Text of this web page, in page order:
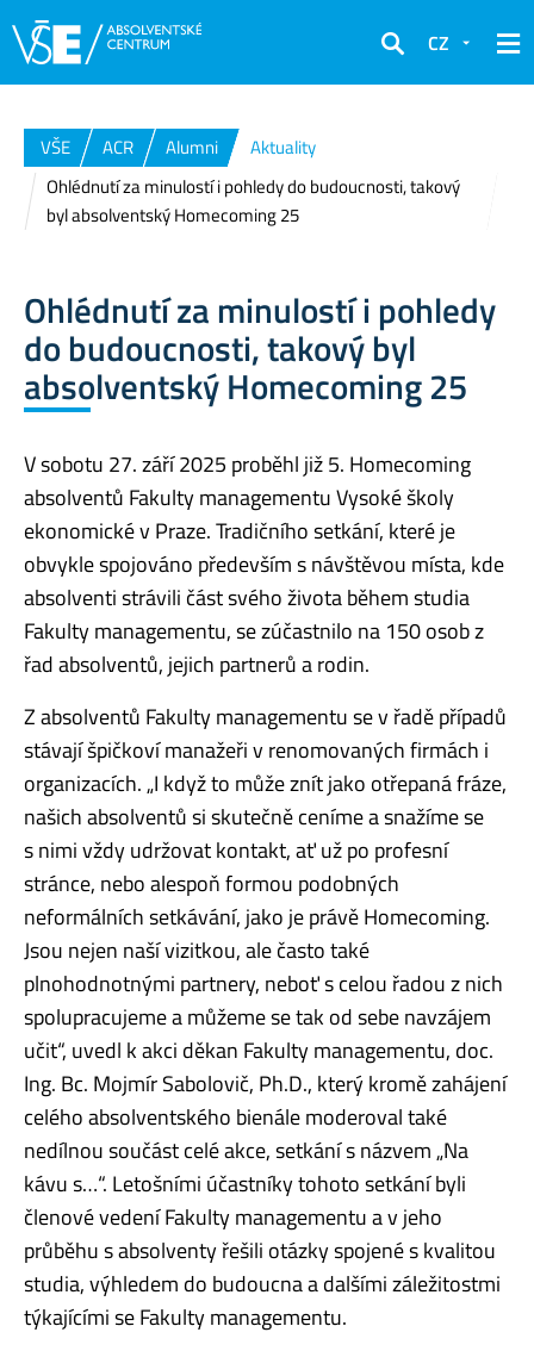
Hledat
CZ
VŠE ACR Alumni
Aktuality
Ohlédnutí za minulostí i pohledy do budoucnosti, takový
byl absolventský Homecoming 25
Ohlédnutí za minulostí i pohledy
do budoucnosti, takový byl
absolventský Homecoming 25
V sobotu 27. září 2025 proběhl již 5. Homecoming
absolventů Fakulty managementu Vysoké školy
ekonomické v Praze. Tradičního setkání, které je
obvykle spojováno především s návštěvou místa, kde
absolventi strávili část svého života během studia
Fakulty managementu, se zúčastnilo na 150 osob z
řad absolventů, jejich partnerů a rodin.
Z absolventů Fakulty managementu se v řadě případů
stávají špičkoví manažeři v renomovaných firmách i
organizacích. „I když to může znít jako otřepaná fráze,
našich absolventů si skutečně ceníme a snažíme se
s nimi vždy udržovat kontakt, ať už po profesní
stránce, nebo alespoň formou podobných
neformálních setkávání, jako je právě Homecoming.
Jsou nejen naší vizitkou, ale často také
plnohodnotnými partnery, neboť s celou řadou z nich
spolupracujeme a můžeme se tak od sebe navzájem
učit“, uvedl k akci děkan Fakulty managementu, doc.
Ing. Bc. Mojmír Sabolovič, Ph.D., který kromě zahájení
celého absolventského bienále moderoval také
nedílnou součást celé akce, setkání s názvem „Na
kávu s…“. Letošními účastníky tohoto setkání byli
členové vedení Fakulty managementu a v jeho
průběhu s absolventy řešili otázky spojené s kvalitou
studia, výhledem do budoucna a dalšími záležitostmi
týkajícími se Fakulty managementu.